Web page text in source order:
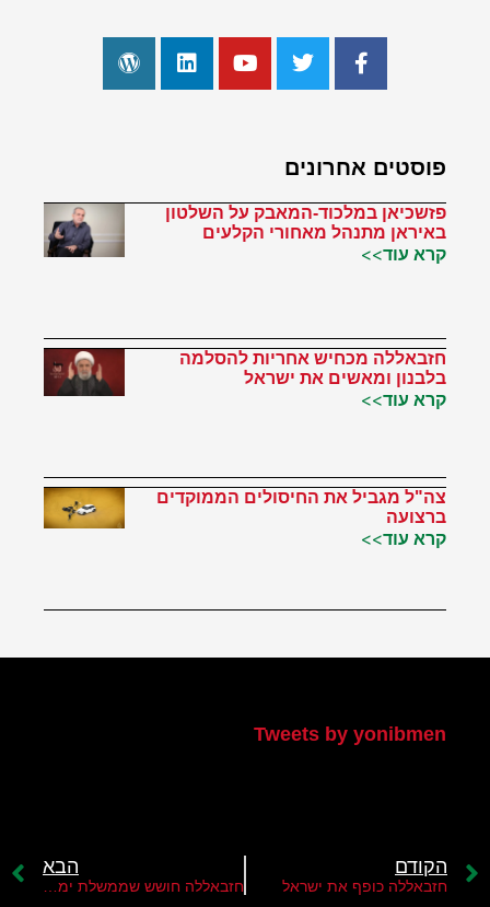
פוסטים אחרונים
פזשכיאן במלכוד-המאבק על השלטון
באיראן מתנהל מאחורי הקלעים
קרא עוד>>
חזבאללה מכחיש אחריות להסלמה
בלבנון ומאשים את ישראל
קרא עוד>>
צה"ל מגביל את החיסולים הממוקדים
ברצועה
קרא עוד>>
Tweets by yonibmen
הקודם
חזבאללה כופף את ישראל
הבא